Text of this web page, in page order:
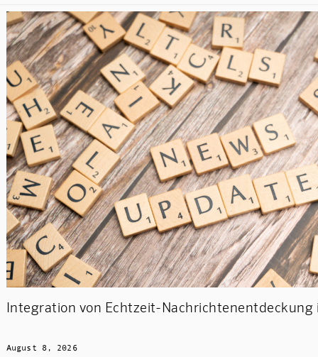
Integration von Echtzeit-Nachrichtenentdeckung
August 8, 2026